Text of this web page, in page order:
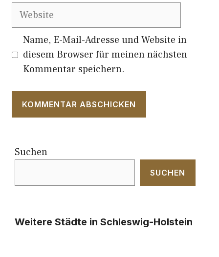
Website
Name, E-Mail-Adresse und Website in
diesem Browser für meinen nächsten
Kommentar speichern.
Suchen
SUCHEN
Weitere Städte in Schleswig-Holstein